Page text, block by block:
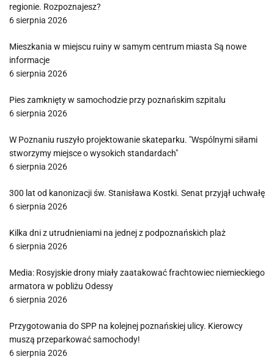
regionie. Rozpoznajesz?
6 sierpnia 2026
Mieszkania w miejscu ruiny w samym centrum miasta Są nowe
informacje
6 sierpnia 2026
Pies zamknięty w samochodzie przy poznańskim szpitalu
6 sierpnia 2026
W Poznaniu ruszyło projektowanie skateparku. "Wspólnymi siłami
stworzymy miejsce o wysokich standardach"
6 sierpnia 2026
300 lat od kanonizacji św. Stanisława Kostki. Senat przyjął uchwałę
6 sierpnia 2026
Kilka dni z utrudnieniami na jednej z podpoznańskich plaż
6 sierpnia 2026
Media: Rosyjskie drony miały zaatakować frachtowiec niemieckiego
armatora w pobliżu Odessy
6 sierpnia 2026
Przygotowania do SPP na kolejnej poznańskiej ulicy. Kierowcy
muszą przeparkować samochody!
6 sierpnia 2026